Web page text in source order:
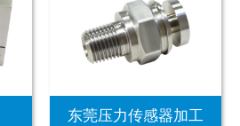
东莞压力传感器加工